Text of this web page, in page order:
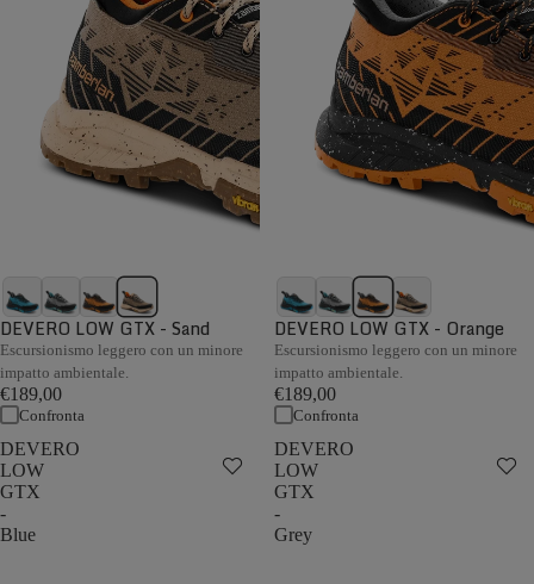
DEVERO LOW GTX - Sand
Escursionismo leggero con un minore
impatto ambientale.
€189,00
Confronta
DEVERO LOW GTX - Orange
Escursionismo leggero con un minore
impatto ambientale.
€189,00
Confronta
DEVERO
LOW
GTX
-
Blue
DEVERO
LOW
GTX
-
Grey